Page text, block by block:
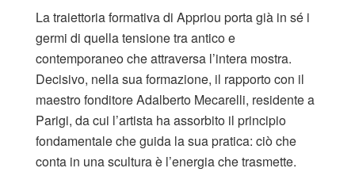
La traiettoria formativa di Appriou porta già in sé i
germi di quella tensione tra antico e
contemporaneo che attraversa l’intera mostra.
Decisivo, nella sua formazione, il rapporto con il
maestro fonditore Adalberto Mecarelli, residente a
Parigi, da cui l’artista ha assorbito il principio
fondamentale che guida la sua pratica: ciò che
conta in una scultura è l’energia che trasmette.